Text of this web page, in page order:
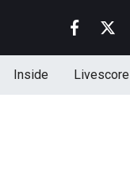
Inside Livescore